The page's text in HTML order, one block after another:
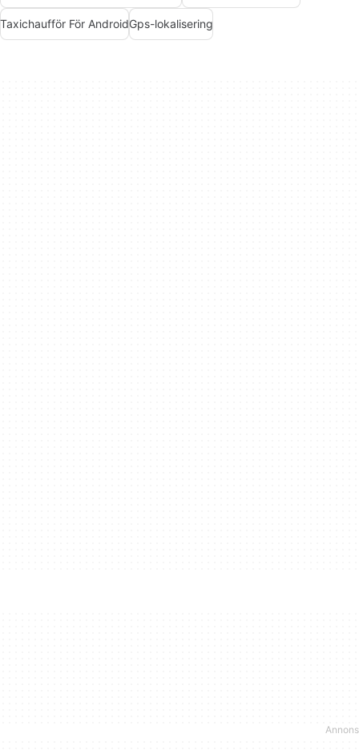
Taxichaufför För AndroidGps-lokalisering